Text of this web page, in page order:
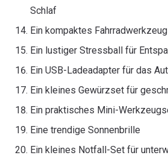
Schlaf
Ein kompaktes
Ein lustiger Stressball für
Ein USB-Ladeadapter für das
Ein kleines Gewürzset für
Ein praktisches Mini-
Eine trendige Sonnenbrille
Ein kleines Notfall-Set für